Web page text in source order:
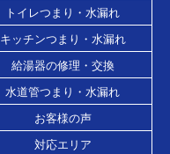
トイレつまり・水漏れ
キッチンつまり・水漏れ
給湯器の修理・交換
水道管つまり・水漏れ
お客様の声
対応エリア